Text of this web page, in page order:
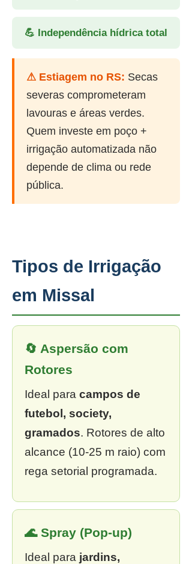
💪 Independência hídrica total
⚠ Estiagem no RS: Secas
severas comprometeram
lavouras e áreas verdes.
Quem investe em poço +
irrigação automatizada não
depende de clima ou rede
pública.
Tipos de Irrigação
em Missal
🔄 Aspersão com
Rotores
Ideal para campos de
futebol, society,
gramados. Rotores de alto
alcance (10-25 m raio) com
rega setorial programada.
🌊 Spray (Pop-up)
Ideal para jardins,